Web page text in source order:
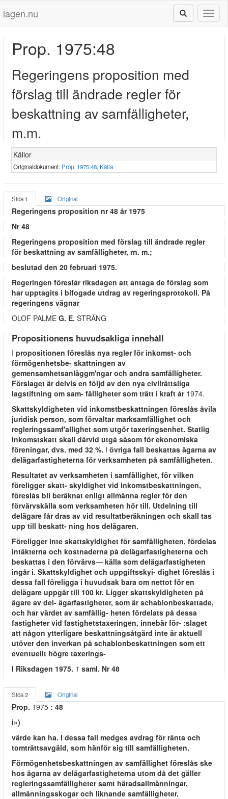
lagen.nu
Prop. 1975:48
Regeringens proposition med
förslag till ändrade regler för
beskattning av samfälligheter,
m.m.
Källor
Originaldokument: Prop. 1975:48, Källa
Sida 1 Original
Regeringens proposition nr 48 år 1975
Nr 48
Regeringens proposition med förslag till ändrade regler
för beskattning av samfälligheter, rn. m.;
beslutad den 20 februari 1975.
Regeringen föreslår riksdagen att antaga de förslag som
har upptagits i bifogade utdrag av regeringsprotokoll. På
regeringens vägnar
OLOF PALME G. E. STRÄNG
Propositionens huvudsakliga innehåll
I propositionen föreslås nya regler för inkomst- och
förmögenhetsbe- skattningen av
gemensamhetsanläggm'ngar och andra samfälligheter.
Förslaget är delvis en följd av den nya civilrättsliga
lagstiftning om sam- fälligheter som trätt i kraft år 1974.
Skattskyldigheten vid inkomstbeskattningen föreslås åvila
juridisk person, som förvaltar marksamfällighet och
regleringssamf'allighet som utgör taxeringsenhet. Statlig
inkomstskatt skall därvid utgå såsom för ekonomiska
föreningar, dvs. med 32 %. I övriga fall beskattas ägarna av
delägarfastigheterna för verksamheten på samfälligheten.
Resultatet av verksamheten i samfällighet, för vilken
föreligger skatt- skyldighet vid inkomstbeskattningen,
föreslås bli beräknat enligt allmänna regler för den
förvärvskälla som verksamheten hör till. Utdelning till
delägare får dras av vid resultatberäkningen och skall tas
upp till beskatt- ning hos delägaren.
Föreligger inte skattskyldighet för samfälligheten, fördelas
intäkterna och kostnaderna på delägarfastigheterna och
beskattas i den förvärvs— källa som delägarfastigheten
ingår i. Skattskyldighet och uppgiftsskyi- dighet föreslås i
dessa fall föreligga i huvudsak bara om nettot för en
delägare uppgår till 100 kr. Ligger skattskyldigheten på
ägare av del- ägarfastigheter, som är schablonbeskattade,
och har värdet av samfällig- heten fördelats på dessa
fastigheter vid fastighetstaxeringen, innebär för- :slaget
att någon ytterligare beskattningsåtgärd inte är aktuell
utöver den inverkan på schablonbeskattningen som ett
eventuellt högre taxerings-
l Riksdagen 1975. 1 saml. Nr 48
Sida 2 Original
Prop. 1975 : 48
i»)
värde kan ha. I dessa fall medges avdrag för ränta och
tomträttsavgäld, som hänför sig till samfälligheten.
Förmögenhetsbeskattningen av samfällighet föreslås ske
hos ägarna av delägarfastigheterna utom då det gäller
regleringssamfälligheter samt häradsallmänningar,
allmänningsskogar och liknande samfälligheter.